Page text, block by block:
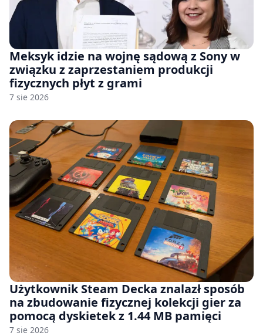
Meksyk idzie na wojnę sądową z Sony w
związku z zaprzestaniem produkcji
fizycznych płyt z grami
7 sie 2026
Użytkownik Steam Decka znalazł sposób
na zbudowanie fizycznej kolekcji gier za
pomocą dyskietek z 1.44 MB pamięci
7 sie 2026